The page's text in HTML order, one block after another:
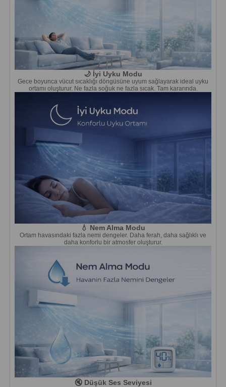
🌙 İyi Uyku Modu
Gece boyunca vücut sıcaklığı döngüsüne uyum sağlayarak ideal uyku
ortamı oluşturur. Ne fazla soğuk ne fazla sıcak. Tam kararında.
💧 Nem Alma Modu
Ortam havasındaki fazla nemi dengeler. Daha ferah, daha sağlıklı ve
daha konforlu bir atmosfer oluşturur.
🔇 Düşük Ses Seviyesi